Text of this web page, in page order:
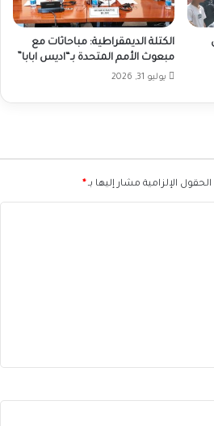
الكتلة الديمقراطية: مباحاثات مع
مبعوث الأمم المتحدة بـ“اديس ابابا”
يوليو 31, 2026
الحقول الإلزامية مشار إليها بـ *